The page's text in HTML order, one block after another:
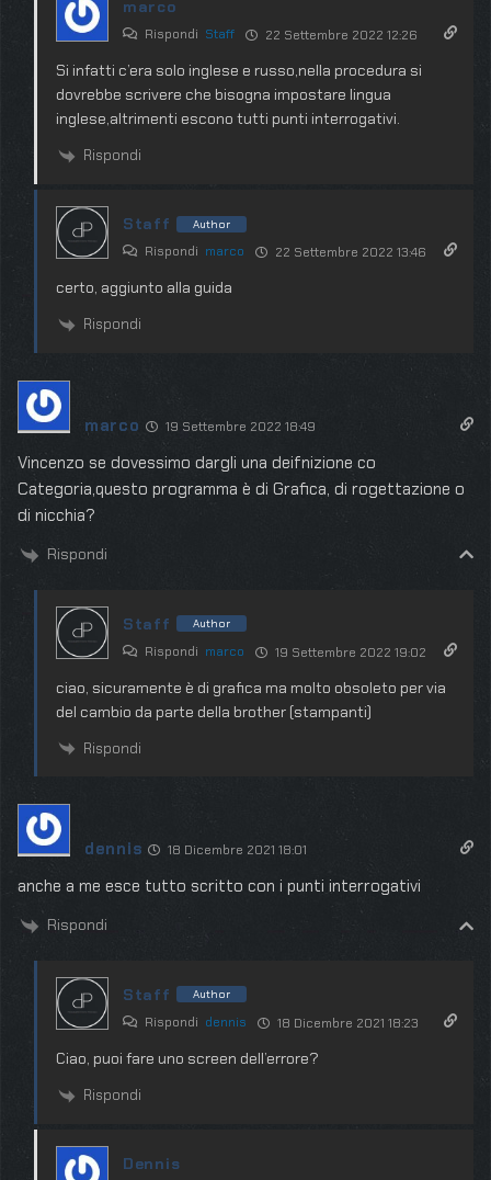
marco
Rispondi Staff 22 Settembre 2022 12:26
Si infatti c’era solo inglese e russo,nella procedura si
dovrebbe scrivere che bisogna impostare lingua
inglese,altrimenti escono tutti punti interrogativi.
Rispondi
Staff Author
Rispondi marco 22 Settembre 2022 13:46
certo, aggiunto alla guida
Rispondi
marco 19 Settembre 2022 18:49
Vincenzo se dovessimo dargli una deifnizione co
Categoria,questo programma è di Grafica, di rogettazione o
di nicchia?
Rispondi
Staff Author
Rispondi marco 19 Settembre 2022 19:02
ciao, sicuramente è di grafica ma molto obsoleto per via
del cambio da parte della brother (stampanti)
Rispondi
dennis 18 Dicembre 2021 18:01
anche a me esce tutto scritto con i punti interrogativi
Rispondi
Staff Author
Rispondi dennis 18 Dicembre 2021 18:23
Ciao, puoi fare uno screen dell’errore?
Rispondi
Dennis